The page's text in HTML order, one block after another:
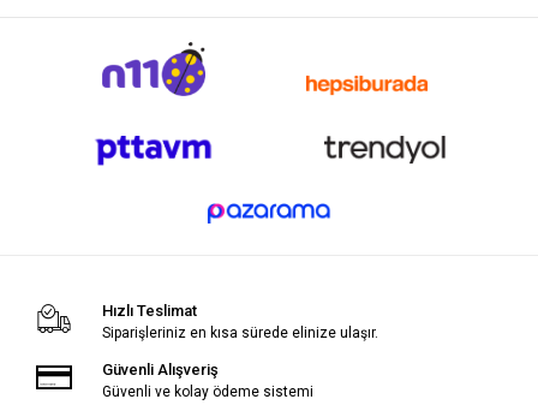
Hızlı Teslimat
Siparişleriniz en kısa sürede elinize ulaşır.
Güvenli Alışveriş
Güvenli ve kolay ödeme sistemi